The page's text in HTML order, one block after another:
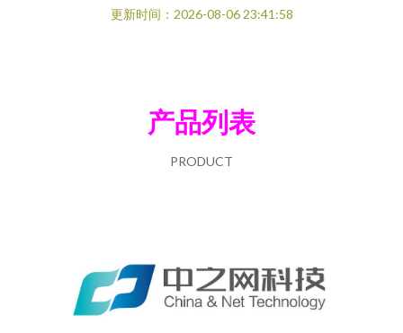
更新时间：2026-08-06 23:41:58
产品列表
PRODUCT